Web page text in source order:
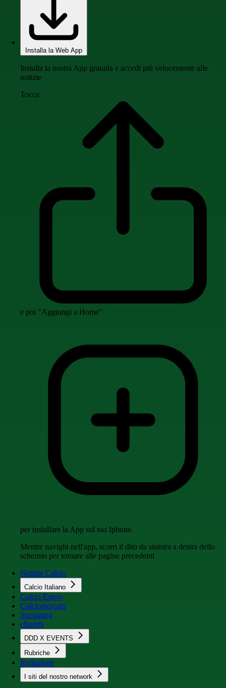
Installa la Web App
Installa la nostra App gratuita e accedi più velocemente alle
notizie
Tocca
e poi "Aggiungi a Home"
per installare la App sul tuo Iphone.
Mentre navighi nell'app, scorri il dito da sinistra a destra dello
schermo per tornare alle pagine precedenti
Notizie Calcio
Calcio Italiano
Calcio Estero
Calciomercato
Streaming
eSports
DDD X EVENTS
Rubriche
Redazione
I siti del nostro network